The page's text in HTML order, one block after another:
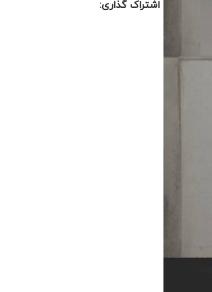
اشتراک گذاری: